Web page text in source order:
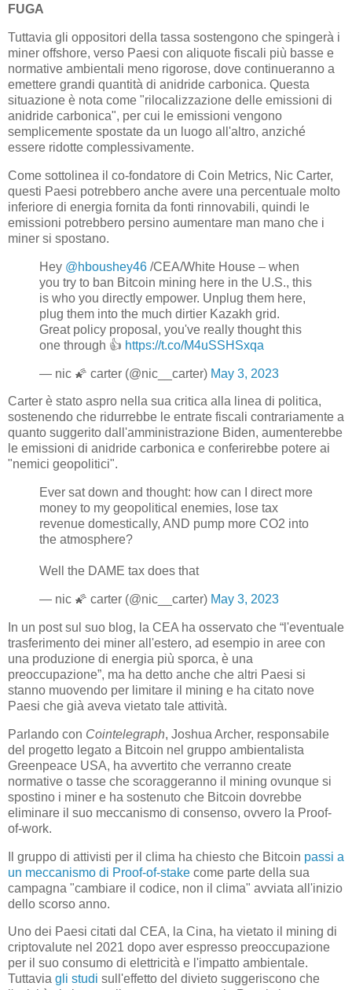
FUGA
Tuttavia gli oppositori della tassa sostengono che spingerà i
miner offshore, verso Paesi con aliquote fiscali più basse e
normative ambientali meno rigorose, dove continueranno a
emettere grandi quantità di anidride carbonica. Questa
situazione è nota come "rilocalizzazione delle emissioni di
anidride carbonica", per cui le emissioni vengono
semplicemente spostate da un luogo all'altro, anziché
essere ridotte complessivamente.
Come sottolinea il co-fondatore di Coin Metrics, Nic Carter,
questi Paesi potrebbero anche avere una percentuale molto
inferiore di energia fornita da fonti rinnovabili, quindi le
emissioni potrebbero persino aumentare man mano che i
miner si spostano.
Hey @hboushey46 /CEA/White House – when
you try to ban Bitcoin mining here in the U.S., this
is who you directly empower. Unplug them here,
plug them into the much dirtier Kazakh grid.
Great policy proposal, you've really thought this
one through 👍 https://t.co/M4uSSHSxqa
— nic 🌠 carter (@nic__carter) May 3, 2023
Carter è stato aspro nella sua critica alla linea di politica,
sostenendo che ridurrebbe le entrate fiscali contrariamente a
quanto suggerito dall'amministrazione Biden, aumenterebbe
le emissioni di anidride carbonica e conferirebbe potere ai
"nemici geopolitici".
Ever sat down and thought: how can I direct more
money to my geopolitical enemies, lose tax
revenue domestically, AND pump more CO2 into
the atmosphere?
Well the DAME tax does that
— nic 🌠 carter (@nic__carter) May 3, 2023
In un post sul suo blog, la CEA ha osservato che “l'eventuale
trasferimento dei miner all'estero, ad esempio in aree con
una produzione di energia più sporca, è una
preoccupazione”, ma ha detto anche che altri Paesi si
stanno muovendo per limitare il mining e ha citato nove
Paesi che già aveva vietato tale attività.
Parlando con Cointelegraph, Joshua Archer, responsabile
del progetto legato a Bitcoin nel gruppo ambientalista
Greenpeace USA, ha avvertito che verranno create
normative o tasse che scoraggeranno il mining ovunque si
spostino i miner e ha sostenuto che Bitcoin dovrebbe
eliminare il suo meccanismo di consenso, ovvero la Proof-
of-work.
Il gruppo di attivisti per il clima ha chiesto che Bitcoin passi a
un meccanismo di Proof-of-stake come parte della sua
campagna "cambiare il codice, non il clima" avviata all'inizio
dello scorso anno.
Uno dei Paesi citati dal CEA, la Cina, ha vietato il mining di
criptovalute nel 2021 dopo aver espresso preoccupazione
per il suo consumo di elettricità e l'impatto ambientale.
Tuttavia gli studi sull'effetto del divieto suggeriscono che